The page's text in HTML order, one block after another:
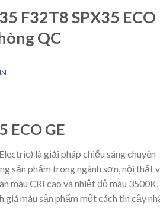
F32T8 SPX35 ECO
QC
ECO GE
là giải pháp chiếu sáng chuyên
sản phẩm trong ngành sơn, nội thất
màu CRI cao và nhiệt độ màu 3500K,
màu sản phẩm một cách tin cậy